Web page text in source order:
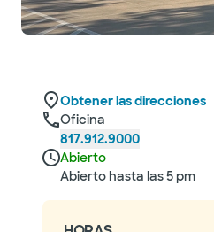
Obtener las direcciones
Oficina
817.912.9000
Abierto
Abierto hasta las 5 pm